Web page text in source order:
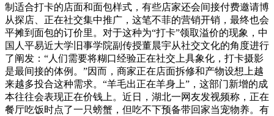
制适合打卡的店面和面包样式，有些店家还会间接付费邀请博
从探店、正在社交集中推广，这笔不菲的营销开销，最终也会
平摊到面包的订价里。对于这种为“打卡”领取溢价的现象，中
国人平易近大学旧事学院副传授董晨宇从社交文化的角度进行
了阐发：“人们需要将糊口经验正在社交上具象化，打卡摄影
是最间接的体例。”因而，商家正在店面拆修和产物设想上越
来越多投合这种需求。“羊毛出正在羊身上”，这部门新增的成
本往往会表现正在价钱上。近日，湖北一网友发视频称，正在
餐厅吃饭时点了一只螃蟹，但吃不下预备带回家当宠物养。有